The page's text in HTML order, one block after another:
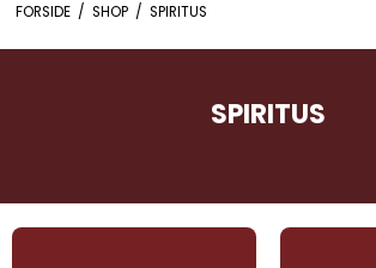
FORSIDE / SHOP / SPIRITUS
SPIRITUS